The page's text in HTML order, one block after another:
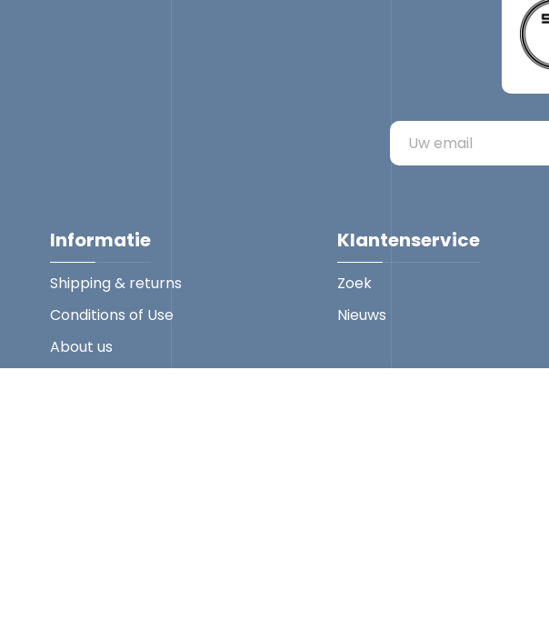
Informatie
Shipping & returns
Conditions of Use
About us
Klantenservice
Zoek
Nieuws